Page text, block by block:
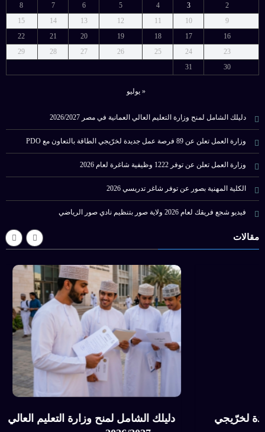
2
3
4
5
6
7
8
9
10
11
12
13
14
15
16
17
18
19
20
21
22
23
24
25
26
27
28
29
30
31
« يوليو
دليلك الشامل لمنح وزارة التعليم العالي العمانية في مصر 2026/2027
وزارة العمل تعلن عن 89 فرصة عمل جديدة لخرّيجي الطاقة بالتعاون مع PDO
وزارة العمل تعلن عن توفر 1222 وظيفية شاغرة لعام 2026
الكلية المهنية بصور عن توفر شاغر تدريسي 2026
فيديو شجع فريقك لعام 2026 ولاية صور بتنظيم نادي صور الرياضي
مقالات
دليلك
وزارة العمل تعلن عن 89 فرصة عمل جديدة لخرّيجي